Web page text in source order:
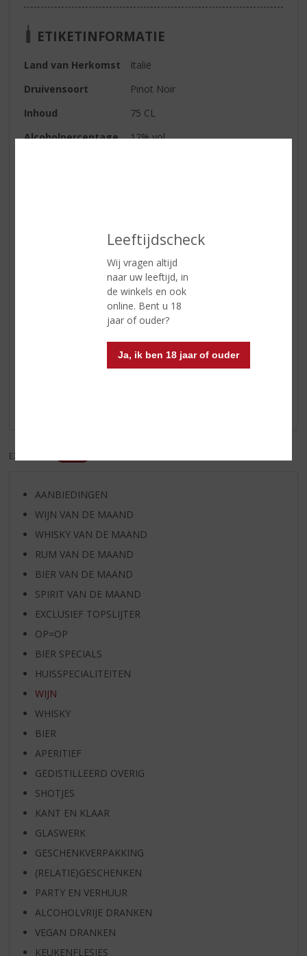
Leeftijdscheck
Wij vragen altijd
naar uw leeftijd, in
de winkels en ook
online. Bent u 18
jaar of ouder?
Ja, ik ben 18 jaar of ouder
ETIKETINFORMATIE
Land van Herkomst
Italië
Druivensoort
Pinot Noir
Inhoud
75 CL
Alcoholpercentage
12% vol
aangename fijne mousse in de
mond.
Aperitief
10 - 12 °C
EXCL. BTW
AANBIEDINGEN
WIJN VAN DE MAAND
WHISKY VAN DE MAAND
RUM VAN DE MAAND
BIER VAN DE MAAND
SPIRIT VAN DE MAAND
EXCLUSIEF TOPSLIJTER
OP=OP
BIER SPECIALS
HUISSPECIALITEITEN
WIJN
WHISKY
BIER
APERITIEF
GEDISTILLEERD OVERIG
SHOTJES
KANT EN KLAAR
GLASWERK
GESCHENKVERPAKKING
(RELATIE)GESCHENKEN
PARTY EN VERHUUR
ALCOHOLVRIJE DRANKEN
VEGAN DRANKEN
KEUKENFLESJES